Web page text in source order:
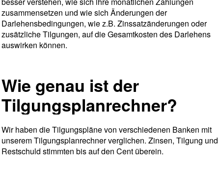
zusammensetzen und wie sich Änderungen der
Darlehensbedingungen, wie z.B. Zinssatzänderungen oder
zusätzliche Tilgungen, auf die Gesamtkosten des Darlehens
auswirken können.
Wie genau ist der
Tilgungsplanrechner?
Wir haben die Tilgungspläne von verschiedenen Banken mit
unserem Tilgungsplanrechner verglichen. Zinsen, Tilgung und
Restschuld stimmten bis auf den Cent überein.